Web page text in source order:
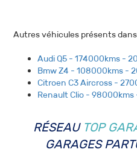
Autres véhicules présents
Audi Q5 - 174000kms -
Bmw Z4 - 108000kms -
Citroen C3 Aircross -
Renault Clio - 98000kms
RÉSEAU TOP
GARAGES